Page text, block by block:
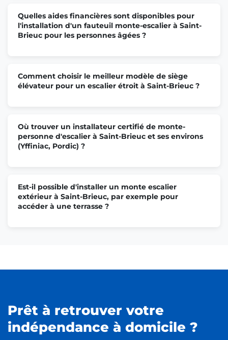
Quelles aides financières sont disponibles pour
l'installation d'un fauteuil monte-escalier à Saint-
Brieuc pour les personnes âgées ?
Comment choisir le meilleur modèle de siège
élévateur pour un escalier étroit à Saint-Brieuc ?
Où trouver un installateur certifié de monte-
personne d'escalier à Saint-Brieuc et ses environs
(Yffiniac, Pordic) ?
Est-il possible d'installer un monte escalier
extérieur à Saint-Brieuc, par exemple pour
accéder à une terrasse ?
Prêt à retrouver votre
indépendance à domicile ?